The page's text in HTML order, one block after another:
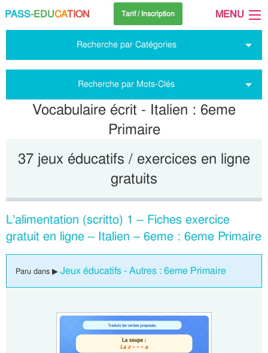
PASS-EDUCATION Tarif / Inscription MENU
Recherche par Catégories
Recherche par Mots-Clés
Vocabulaire écrit - Italien : 6eme
Primaire
37 jeux éducatifs / exercices en ligne
gratuits
L’alimentation (scritto) 1 – Fiches exercice
gratuit en ligne – Italien – 6eme : 6eme Primaire
Paru dans ▶ Jeux éducatifs - Autres : 6eme Primaire